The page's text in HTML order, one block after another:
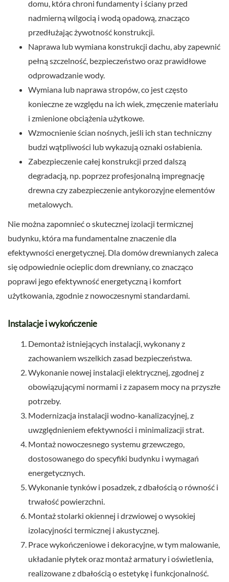
domu, która chroni fundamenty i ściany przed
nadmierną wilgocią i wodą opadową, znacząco
przedłużając żywotność konstrukcji.
Naprawa lub wymiana konstrukcji dachu, aby zapewnić
pełną szczelność, bezpieczeństwo oraz prawidłowe
odprowadzanie wody.
Wymiana lub naprawa stropów, co jest często
konieczne ze względu na ich wiek, zmęczenie materiału
i zmienione obciążenia użytkowe.
Wzmocnienie ścian nośnych, jeśli ich stan techniczny
budzi wątpliwości lub wykazują oznaki osłabienia.
Zabezpieczenie całej konstrukcji przed dalszą
degradacją, np. poprzez profesjonalną impregnację
drewna czy zabezpieczenie antykorozyjne elementów
metalowych.
Nie można zapomnieć o skutecznej izolacji termicznej
budynku, która ma fundamentalne znaczenie dla
efektywności energetycznej. Dla domów drewnianych zaleca
się odpowiednie ocieplic dom drewniany, co znacząco
poprawi jego efektywność energetyczną i komfort
użytkowania, zgodnie z nowoczesnymi standardami.
Instalacje i wykończenie
Demontaż istniejących instalacji, wykonany z
zachowaniem wszelkich zasad bezpieczeństwa.
Wykonanie nowej instalacji elektrycznej, zgodnej z
obowiązującymi normami i z zapasem mocy na przyszłe
potrzeby.
Modernizacja instalacji wodno-kanalizacyjnej, z
uwzględnieniem efektywności i minimalizacji strat.
Montaż nowoczesnego systemu grzewczego,
dostosowanego do specyfiki budynku i wymagań
energetycznych.
Wykonanie tynków i posadzek, z dbałością o równość i
trwałość powierzchni.
Montaż stolarki okiennej i drzwiowej o wysokiej
izolacyjności termicznej i akustycznej.
Prace wykończeniowe i dekoracyjne, w tym malowanie,
układanie płytek oraz montaż armatury i oświetlenia,
realizowane z dbałością o estetykę i funkcjonalność.